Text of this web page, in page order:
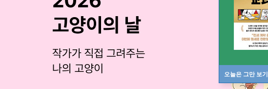
오늘은 그만 보기